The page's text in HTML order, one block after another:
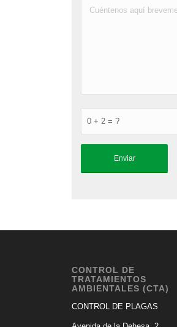
0 + 2 = ?
CONTROL DE
TRATAMIENTOS
AMBIENTALES (CTA)
CONTROL DE PLAGAS